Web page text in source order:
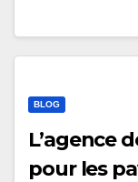
BLOG
L’agence
pour les